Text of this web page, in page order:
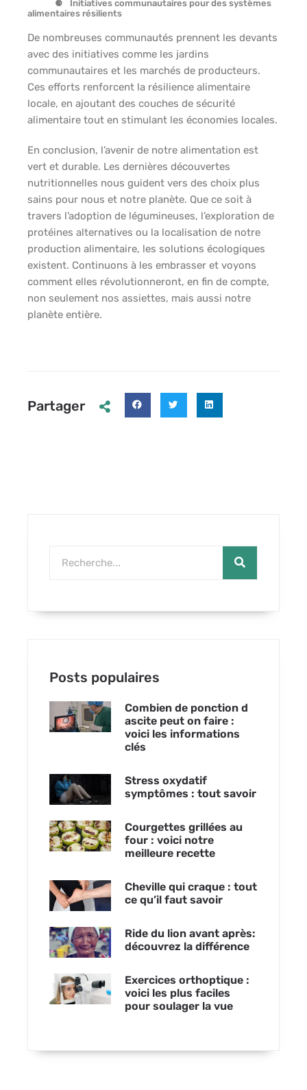
Initiatives communautaires pour des systèmes
alimentaires résilients
De nombreuses communautés prennent les devants
avec des initiatives comme les jardins
communautaires et les marchés de producteurs.
Ces efforts renforcent la résilience alimentaire
locale, en ajoutant des couches de sécurité
alimentaire tout en stimulant les économies locales.
En conclusion, l’avenir de notre alimentation est
vert et durable. Les dernières découvertes
nutritionnelles nous guident vers des choix plus
sains pour nous et notre planète. Que ce soit à
travers l’adoption de légumineuses, l’exploration de
protéines alternatives ou la localisation de notre
production alimentaire, les solutions écologiques
existent. Continuons à les embrasser et voyons
comment elles révolutionneront, en fin de compte,
non seulement nos assiettes, mais aussi notre
planète entière.
Partager
Posts populaires
Combien de ponction d
ascite peut on faire :
voici les informations
clés
Stress oxydatif
symptômes : tout savoir
Courgettes grillées au
four : voici notre
meilleure recette
Cheville qui craque : tout
ce qu’il faut savoir
Ride du lion avant après:
découvrez la différence
Exercices orthoptique :
voici les plus faciles
pour soulager la vue